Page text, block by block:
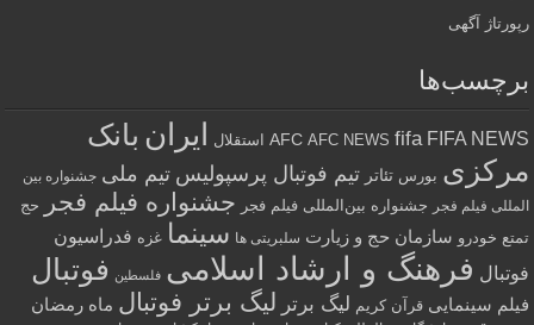
آگهی
AFC AFC NEWS fifa FIFA استقلال ایران بانک
بورس تئاتر تیم فوتبال پرسپولیس تیم ملی جشنواره بین
فیلم فجر جشنواره بین‌المللی فیلم فجر جشنواره فیلم فجر حج
خودرو سازمان حج و زیارت سلبریتی ها سینما غزه فدراسیون
فرهنگ و ارشاد اسلامی فلسطین فوتبال
سینمایی قرآن کریم لیگ برتر لیگ برتر فوتبال ماه رمضان